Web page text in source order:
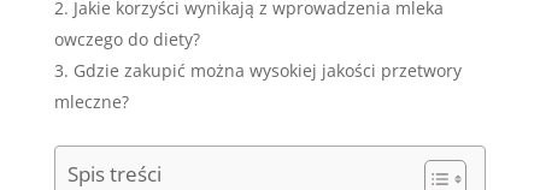
Jakie korzyści wynikają z wprowadzenia mleka
owczego do diety?
Gdzie zakupić można wysokiej jakości przetwory
mleczne?
Spis treści